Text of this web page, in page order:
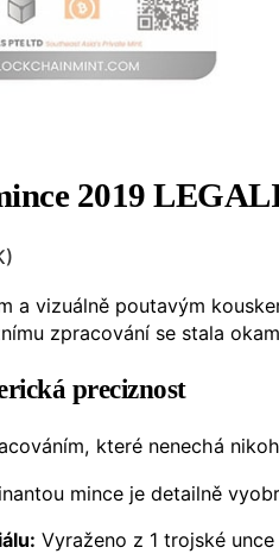
2019
)
a vizuálně poutavým
zpracování se stala
preciznost
které nenechá
mince je detailně
Vyraženo z 1 trojské